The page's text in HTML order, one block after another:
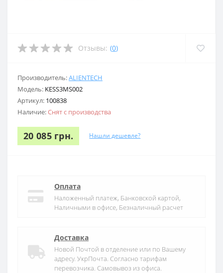
Отзывы: (0)
Производитель:ALIENTECH
Модель: KESS3MS002
Артикул: 100838
Наличие:Снят с производства
20 085 грн. Нашли дешевле?
Оплата
Наложенный платеж, Банковской картой,
Наличными в офисе, Безналичный расчет
Доставка
Новой Почтой в отделение или по Вашему
адресу. УкрПочта. Согласно тарифам
перевозчика. Самовывоз из офиса.